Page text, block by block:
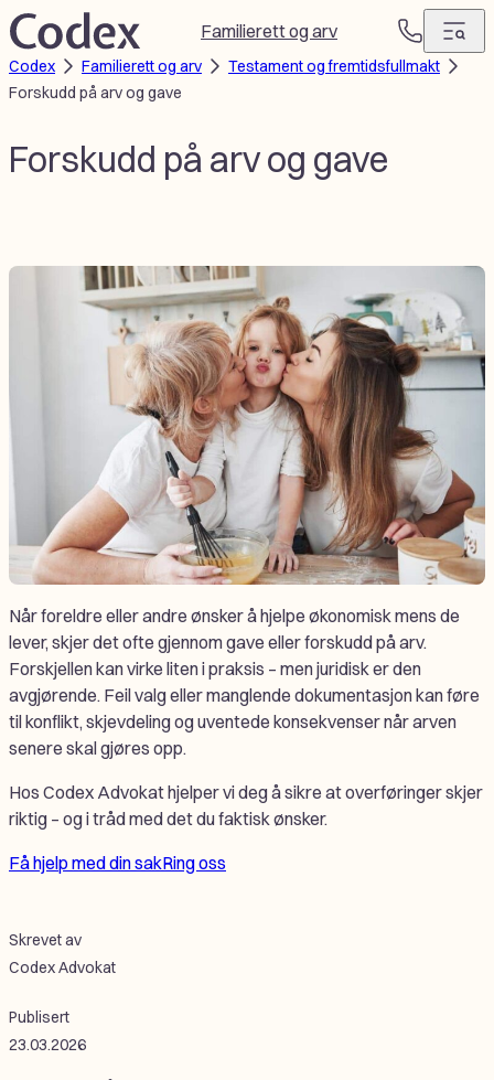
Hopp
til
innhold
Familierett og arv
T
e
Codex Familierett og arv
Testament og fremtidsfullmakt
Forskudd på arv og gave
Forskudd på arv og gave
Når foreldre eller andre ønsker å hjelpe økonomisk mens de
lever, skjer det ofte gjennom gave eller forskudd på arv.
Forskjellen kan virke liten i praksis – men juridisk er den
avgjørende. Feil valg eller manglende dokumentasjon kan føre
til konflikt, skjevdeling og uventede konsekvenser når arven
senere skal gjøres opp.
Hos Codex Advokat hjelper vi deg å sikre at overføringer skjer
riktig – og i tråd med det du faktisk ønsker.
Få hjelp med din sakRing oss
Skrevet av
Codex Advokat
Publisert
23.03.2026